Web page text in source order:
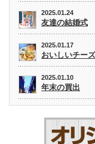
2025.01.24
友達の結婚式
2025.01.17
おいしいチー
2025.01.10
年末の買出